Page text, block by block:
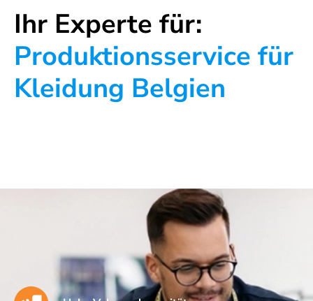
Ihr Experte für:
Produktionsservice für
Kleidung Belgien